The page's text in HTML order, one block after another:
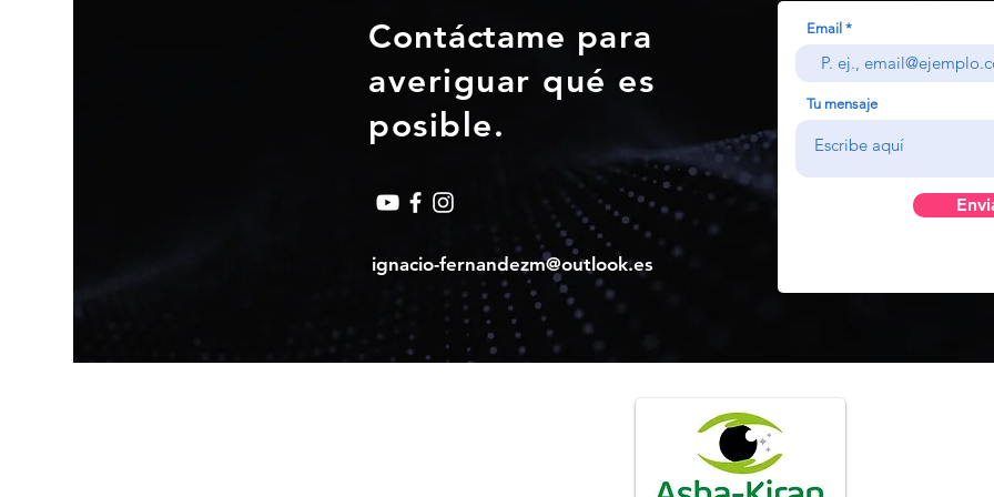
Contáctame para
averiguar qué es
posible.
ignacio-fernandezm@outlook.es
Email
Tu mensaje